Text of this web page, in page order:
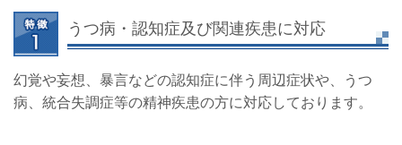
うつ病・認知症及び関連疾患に対応
幻覚や妄想、暴言などの認知症に伴う周辺症状や、うつ
病、統合失調症等の精神疾患の方に対応しております。